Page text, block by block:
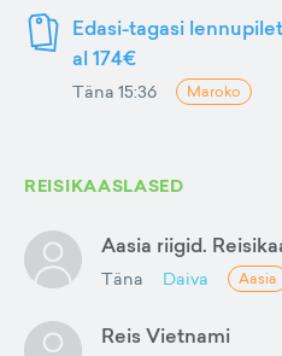
Edasi-tagasi
al 174€
Täna 15:36 Maroko
REISIKAASLASED
Aasia riigid.
Täna Daiva Aasia
Reis Vietnami